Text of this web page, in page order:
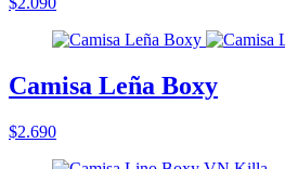
Camisa Leña Boxy
$2.690